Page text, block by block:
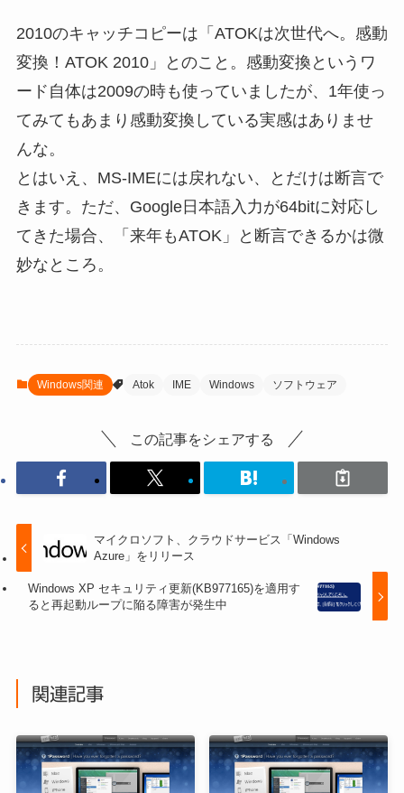
2010のキャッチコピーは「ATOKは次世代へ。感動
変換！ATOK 2010」とのこと。感動変換というワ
ード自体は2009の時も使っていましたが、1年使っ
てみてもあまり感動変換している実感はありませ
んな。
とはいえ、MS-IMEには戻れない、とだけは断言で
きます。ただ、Google日本語入力が64bitに対応し
てきた場合、「来年もATOK」と断言できるかは微
妙なところ。
Windows関連 Atok IME Windows ソフトウェア
この記事をシェアする
マイクロソフト、クラウドサービス「Windows
Azure」をリリース
Windows XP セキュリティ更新(KB977165)を適用す
ると再起動ループに陥る障害が発生中
関連記事